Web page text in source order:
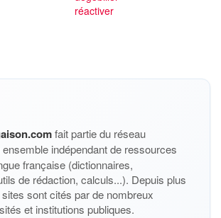
réactiver
fait partie du réseau
ensemble indépendant de ressources
française (dictionnaires,
de rédaction, calculs...). Depuis plus
sont cités par de nombreux
et institutions publiques.